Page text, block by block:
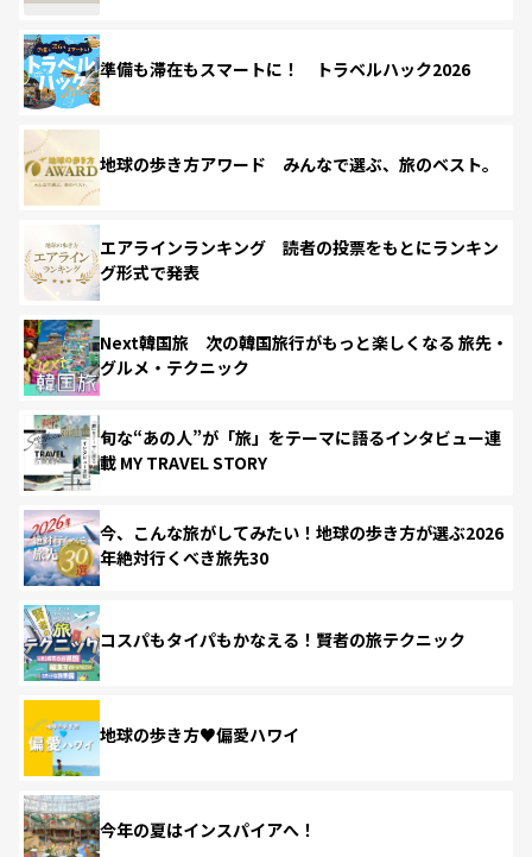
準備も滞在もスマートに！ トラベルハック2026
地球の歩き方アワード みんなで選ぶ、旅のベスト。
エアラインランキング 読者の投票をもとにランキン
グ形式で発表
Next韓国旅 次の韓国旅行がもっと楽しくなる 旅先・
グルメ・テクニック
旬な“あの人”が「旅」をテーマに語るインタビュー連
載 MY TRAVEL STORY
今、こんな旅がしてみたい！地球の歩き方が選ぶ2026
年絶対行くべき旅先30
コスパもタイパもかなえる！賢者の旅テクニック
地球の歩き方♥偏愛ハワイ
今年の夏はインスパイアへ！